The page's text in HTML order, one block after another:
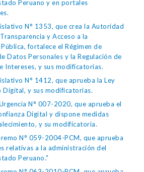
Peruano y en portales
N° 1353, que crea la Autoridad
y Acceso a la
fortalece el Régimen de
Datos Personales y la Regulación de
Intereses, y sus modificatorias.
N° 1412, que aprueba la Ley
Digital, y sus modificatorias.
N° 007-2020, que aprueba el
Digital y dispone medidas
y su modificatoria.
N° 059-2004-PCM, que aprueba
relativas a la administración del
Peruano."